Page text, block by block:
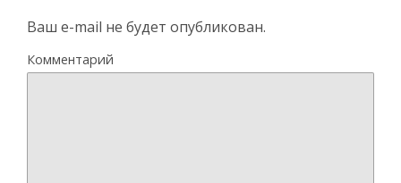
Ваш e-mail не будет опубликован.
Комментарий